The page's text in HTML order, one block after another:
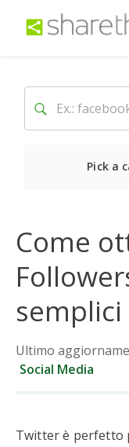
Pick a
Come
Ultimo
Social Media
Twitter è perfetto